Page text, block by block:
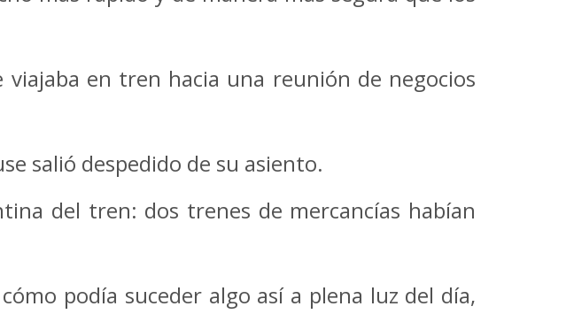
en tren hacia una reunión de negocios
salió despedido de su asiento.
del tren: dos trenes de mercancías habían
podía suceder algo así a plena luz del día,